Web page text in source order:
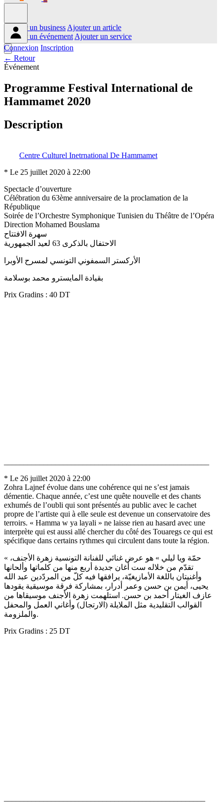
Ajouter un business Ajouter un article
Ajouter un événement Ajouter un service
Connexion Inscription
← Retour
Événement
Programme Festival International de
Hammamet 2020
Description
Centre Culturel Inetrnational De Hammamet
* Le 25 juillet 2020 à 22:00
Spectacle d’ouverture
Célébration du 63ème anniversaire de la proclamation de la
République
Soirée de l’Orchestre Symphonique Tunisien du Théâtre de l’Opéra
Direction Mohamed Bouslama
سهرة الافتتاح
الاحتفال بالذكرى 63 لعيد الجمهورية
الأركستر السمفوني التونسي لمسرح الأوبرا
بقيادة المايسترو محمد بوسلامة
Prix Gradins : 40 DT
* Le 26 juillet 2020 à 22:00
Zohra Lajnef évolue dans une cohérence qui ne s’est jamais
démentie. Chaque année, c’est une quête nouvelle et des chants
exhumés de l’oubli qui sont présentés au public avec le cachet
propre de l’artiste qui à elle seule est devenue un conservatoire des
terroirs. « Hamma w ya layali » ne laisse rien au hasard avec une
interprète qui est aussi allé chercher du côté des Touaregs ce qui est
spécifique dans certains rythmes qui circulent dans toute la région.
« حمّة ويا ليلي » هو عرض غنائي للفنانة التونسية زهرة الأجنف،
تقدّم من خلاله ست أغان جديدة أربع منها من كلماتها وألحانها
وأغنيتان باللغة الأمازيغيّة، يرافقها فيه كلّ من المردّدين عبد الله
يحيى، أيمن بن حسن وعمر أدرار، بمشاركة فرقة موسيقية يقودها
عازف الغيتار أحمد بن حسن. استلهمت زهرة الأجنف موسيقاها من
القوالب التقليدية مثل الملايلة (الارتجال) وأغاني العمل والمحفل
والملزومة.
Prix Gradins : 25 DT